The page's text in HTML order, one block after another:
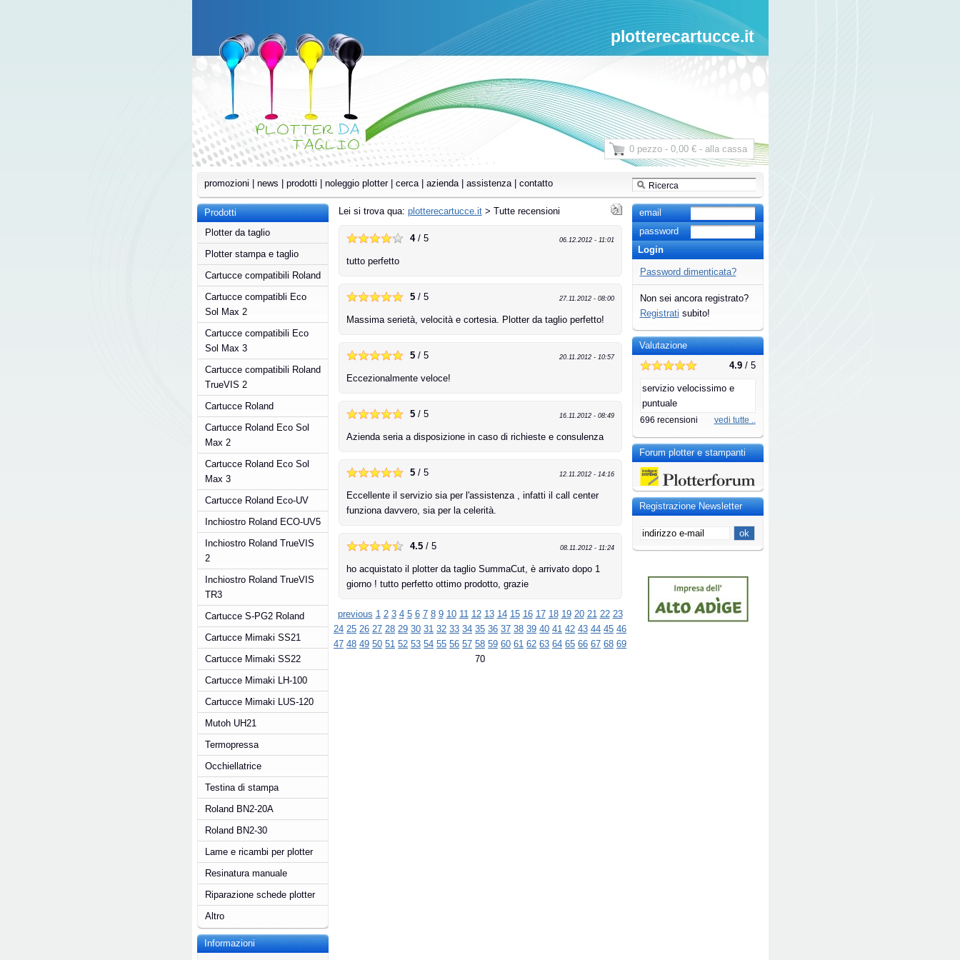
plotterecartucce.it
PLOTTER DA
TAGLIO
0 pezzo - 0,00 € - alla cassa
promozioni news prodotti noleggio plotter cerca azienda assistenza contatto
Prodotti
Plotter da taglio
Plotter stampa e taglio
Cartucce compatibili Roland
Cartucce compatibli Eco
Sol Max 2
Cartucce compatibili Eco
Sol Max 3
Cartucce compatibili Roland
TrueVIS 2
Cartucce Roland
Cartucce Roland Eco Sol
Max 2
Cartucce Roland Eco Sol
Max 3
Cartucce Roland Eco-UV
Inchiostro Roland ECO-UV5
Inchiostro Roland TrueVIS
2
Inchiostro Roland TrueVIS
TR3
Cartucce S-PG2 Roland
Cartucce Mimaki SS21
Cartucce Mimaki SS22
Cartucce Mimaki LH-100
Cartucce Mimaki LUS-120
Mutoh UH21
Termopressa
Occhiellatrice
Testina di stampa
Roland BN2-20A
Roland BN2-30
Lame e ricambi per plotter
Resinatura manuale
Riparazione schede plotter
Altro
Informazioni
Lei si trova qua: plotterecartucce.it> Tutte recensioni
06.12.2012 - 11:01
4/ 5
tutto perfetto
27.11.2012 - 08:00
5/ 5
Massima serietà, velocità e cortesia. Plotter da taglio perfetto!
20.11.2012 - 10:57
5/ 5
Eccezionalmente veloce!
16.11.2012 - 08:49
5/ 5
Azienda seria a disposizione in caso di richieste e consulenza
12.11.2012 - 14:16
5/ 5
Eccellente il servizio sia per l'assistenza , infatti il call center
funziona davvero, sia per la celerità.
08.11.2012 - 11:24
4.5/ 5
ho acquistato il plotter da taglio SummaCut, è arrivato dopo 1
giorno ! tutto perfetto ottimo prodotto, grazie
previous 1 2 3 4 5 6 7 8 9 10 11 12 13 14 15 16 17 18 19 20 21 22 23
24 25 26 27 28 29 30 31 32 33 34 35 36 37 38 39 40 41 42 43 44 45 46
47 48 49 50 51 52 53 54 55 56 57 58 59 60 61 62 63 64 65 66 67 68 69
70
email
password
Password dimenticata?
Non sei ancora registrato?
Registrati subito!
Valutazione
4.9/ 5
servizio velocissimo e
puntuale
696 recensioni vedi tutte ..
Forum plotter e stampanti
Registrazione Newsletter